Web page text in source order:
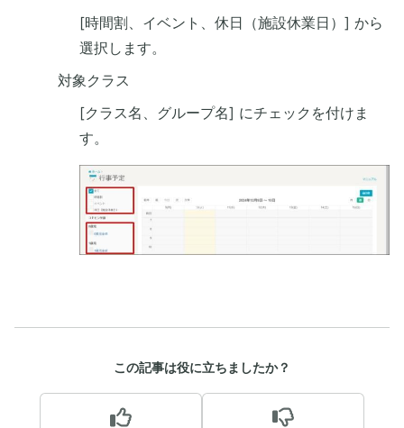
[時間割、イベント、休日（施設休業日）] から
選択します。
対象クラス
[クラス名、グループ名] にチェックを付けま
す。
この記事は役に立ちましたか？